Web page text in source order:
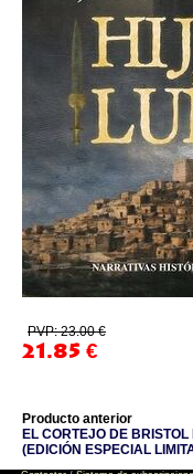
PVP: 23.00 €
21.85 €
Producto anterior
EL CORTEJO DE BRISTOL
(EDICIÓN ESPECIAL